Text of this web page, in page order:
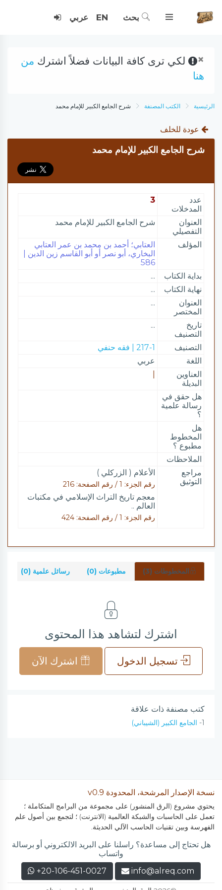
بحث EN عربي
× لكي ترى كافة البيانات فضلاً اشترك من
هنا
الرئيسية الكتب المصنفة شرح الجامع الكبير للإمام محمد
عودة للخلف
شرح الجامع الكبير للإمام محمد
عدد
المدخلات
3
العنوان
التفصيلي
شرح الجامع الكبير للإمام محمد
المؤلف
العتابي؛ أحمد بن محمد بن عمر العتابي
البخاري، أبو نصر أو أبو القاسم زين الدين |
586
بداية الكتاب
...
نهاية الكتاب
...
العنوان
المختصر
...
تاريخ
التصنيف
...
التصنيف
217-1 | فقه حنفي
اللغة
عربي
العناوين
البديلة
هل حقق في
رسالة علمية
؟
هل
المخطوط
مطبوع ؟
الملاحظات
مراجع
التوثيق
الأعلام ( الزركلي )
رقم الجزء: 1 / رقم الصفحة: 216
معجم تاريخ التراث الإسلامي في مكتبات
العالم ..
رقم الجزء: 1 / رقم الصفحة: 424
المخطوطات (3) مطبوعات (0) رسائل علمية (0)
اشترك لتشاهد هذا المحتوى
تسجيل الدخول اشترك الآن
كتب مصنفة ذات علاقة
1- الجامع الكبير (الشيباني)
نسخة الإصدار المرشحة، المحدودة v0.9
يحتوي مشروع (الرق المنشور) على مجموعة من البرامج المتكاملة ؛
تعمل على الحاسبات والشبكة العالمية (الانترنت) ؛ لتجمع بين أصول علم
الفهرسة وبين تقنيات الحاسب الآلي الحديثة.
هل تحتاج إلى مساعدة؟ راسلنا على البريد الالكتروني أو برسالة
واتساب
info@alreq.com
+20-106-451-0027